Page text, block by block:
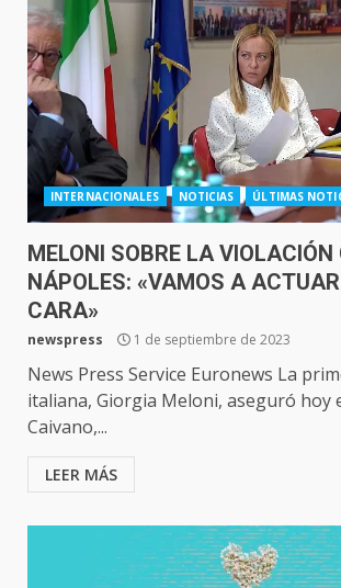
INTERNACIONALES NOTICIAS ÚLTIMAS
MELONI SOBRE LA VIOLACIÓN
NÁPOLES: «VAMOS A
CARA»
newspress 1 de septiembre de 2023
News Press Service Euronews La
italiana, Giorgia Meloni, aseguró hoy
Caivano,...
LEER MÁS